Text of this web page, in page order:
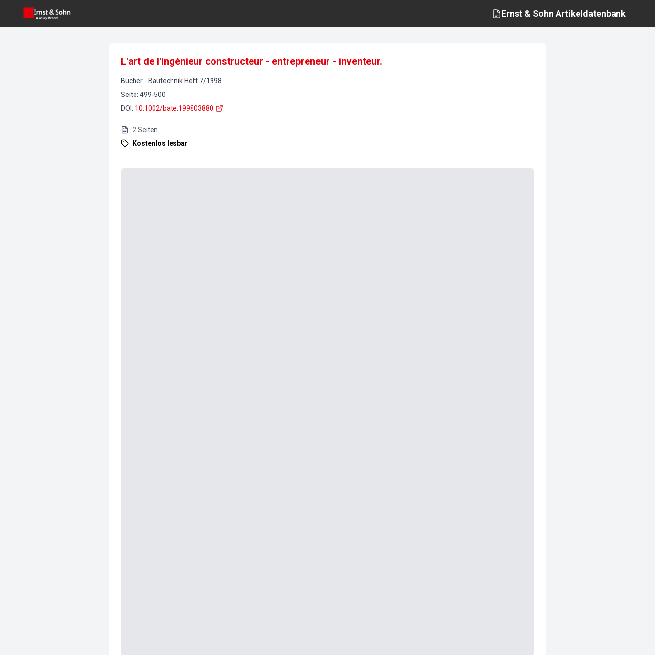
Ernst & Sohn Artikeldatenbank
L'art de l'ingénieur constructeur - entrepreneur - inventeur.
Bücher - Bautechnik Heft 7/1998
Seite: 499-500
DOI : 10.1002/bate.199803880
2 Seiten
Kostenlos lesbar